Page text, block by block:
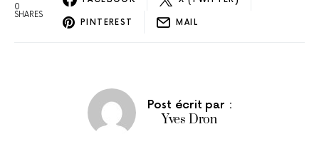
0
SHARES
PINTEREST MAIL
Post écrit par :
Yves Dron